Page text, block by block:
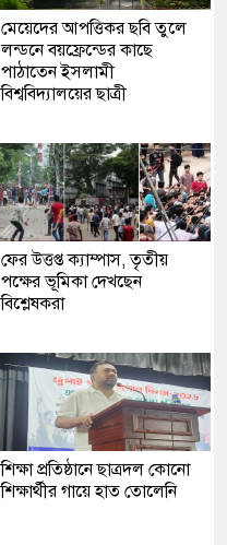
মেয়েদের আপত্তিকর ছবি তুলে
লন্ডনে বয়ফ্রেন্ডের কাছে
পাঠাতেন ইসলামী
বিশ্ববিদ্যালয়ের ছাত্রী
ফের উত্তপ্ত ক্যাম্পাস, তৃতীয়
পক্ষের ভূমিকা দেখছেন
বিশ্লেষকরা
শিক্ষা প্রতিষ্ঠানে ছাত্রদল কোনো
শিক্ষার্থীর গায়ে হাত তোলেনি